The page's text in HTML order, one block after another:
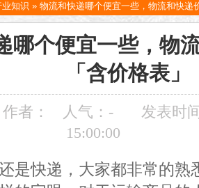
知识 » 物流和快递哪个便宜一些，物流和快递
哪个便宜一些，物
「含价格表」
作者： 人气： -
发表时
15:00:00
是快递，大家都非常的熟